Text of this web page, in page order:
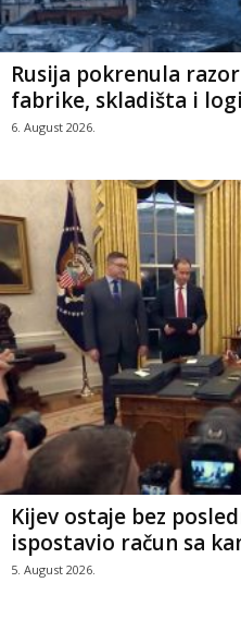
Rusija pokrenula
fabrike, skladišta i
6. August 2026.
Kijev ostaje bez
ispostavio račun sa
5. August 2026.